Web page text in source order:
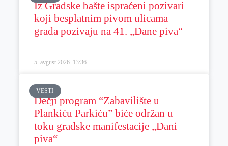
Iz Gradske bašte ispraćeni pozivari
koji besplatnim pivom ulicama
grada pozivaju na 41. „Dane piva“
5. avgust 2026. 13:36
VESTI
Dečji program “Zabavilište u
Plankiću Parkiću” biće održan u
toku gradske manifestacije „Dani
piva“